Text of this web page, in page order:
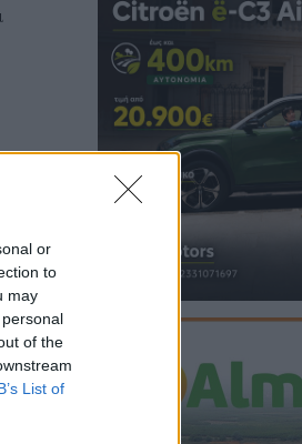
or
to
may
of the
List of